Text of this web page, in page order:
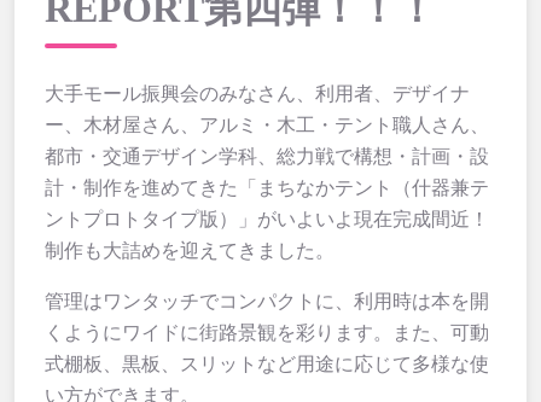
大手モール振興会のみなさん、利用者、デザイナ
ー、木材屋さん、アルミ・木工・テント職人さん、
都市・交通デザイン学科、総力戦で構想・計画・設
計・制作を進めてきた「まちなかテント（什器兼テ
ントプロトタイプ版）」がいよいよ現在完成間近！
制作も大詰めを迎えてきました。
管理はワンタッチでコンパクトに、利用時は本を開
くようにワイドに街路景観を彩ります。また、可動
式棚板、黒板、スリットなど用途に応じて多様な使
い方ができます。